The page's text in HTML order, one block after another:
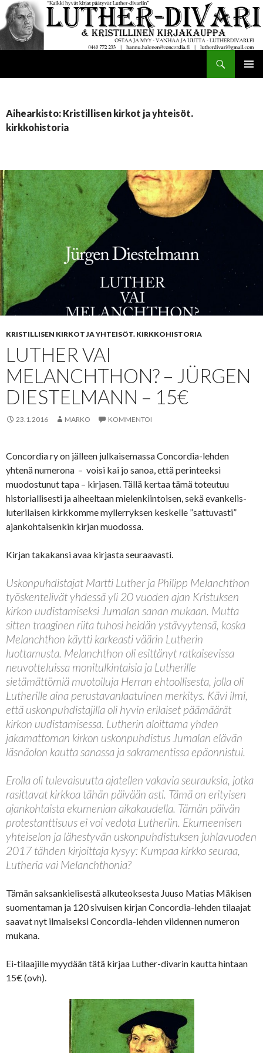
Aihearkisto: Kristillisen kirkot ja yhteisöt.
kirkkohistoria
KRISTILLISEN KIRKOT JA YHTEISÖT. KIRKKOHISTORIA
LUTHER VAI
MELANCHTHON? – JÜRGEN
DIESTELMANN – 15€
23.1.2016 MARKO KOMMENTOI
Concordia ry on jälleen julkaisemassa Concordia-lehden
yhtenä numerona – voisi kai jo sanoa, että perinteeksi
muodostunut tapa – kirjasen. Tällä kertaa tämä toteutuu
historiallisesti ja aiheeltaan mielenkiintoisen, sekä evankelis-
luterilaisen kirkkomme myllerryksen keskelle ”sattuvasti”
ajankohtaisenkin kirjan muodossa.
Kirjan takakansi avaa kirjasta seuraavasti.
Uskonpuhdistajat Martti Luther ja Philipp Melanchthon
työskentelivät yhdessä yli 20 vuoden ajan Kristuksen
kirkon uudistamiseksi Jumalan sanan mukaan. Mutta
sitten traaginen riita tuhosi heidän ystävyytensä, koska
Melanchthon käytti karkeasti väärin Lutherin
luottamusta. Melanchthon oli esittänyt ratkaisevissa
neuvotteluissa monitulkintaisia ja Lutherille
sietämättömiä muotoiluja Herran ehtoollisesta, jolla oli
Lutherille aina perustavanlaatuinen merkitys. Kävi ilmi,
että uskonpuhdistajilla oli hyvin erilaiset päämäärät
kirkon uudistamisessa. Lutherin aloittama yhden
jakamattoman kirkon uskonpuhdistus Jumalan elävän
läsnäolon kautta sanassa ja sakramentissa epäonnistui.
Erolla oli tulevaisuutta ajatellen vakavia seurauksia, jotka
rasittavat kirkkoa tähän päivään asti. Tämä on erityisen
ajankohtaista ekumenian aikakaudella. Tämän päivän
protestanttisuus ei voi vedota Lutheriin. Ekumeenisen
yhteiselon ja lähestyvän uskonpuhdistuksen juhlavuoden
2017 tähden kirjoittaja kysyy: Kumpaa kirkko seuraa,
Lutheria vai Melanchthonia?
Tämän saksankielisestä alkuteoksesta Juuso Matias Mäkisen
suomentaman ja 120 sivuisen kirjan Concordia-lehden tilaajat
saavat nyt ilmaiseksi Concordia-lehden viidennen numeron
mukana.
Ei-tilaajille myydään tätä kirjaa Luther-divarin kautta hintaan
15€ (ovh).